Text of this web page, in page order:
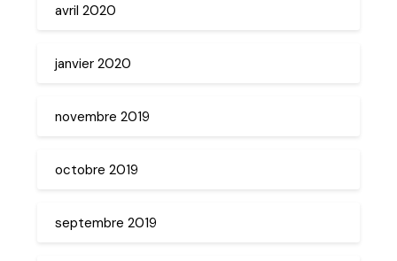
avril 2020
janvier 2020
novembre 2019
octobre 2019
septembre 2019